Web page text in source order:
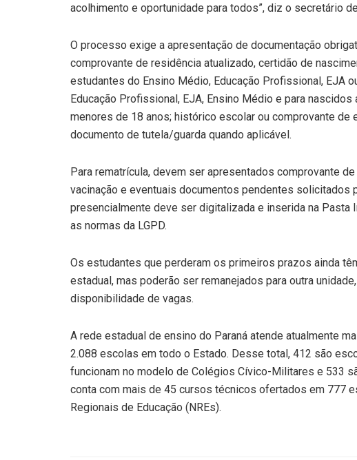
acolhimento e oportunidade para todos”, diz o secretário
O processo exige a apresentação de documentação
comprovante de residência atualizado, certidão de
estudantes do Ensino Médio, Educação Profissional, EJA
Educação Profissional, EJA, Ensino Médio e para
menores de 18 anos; histórico escolar ou comprovante de
documento de tutela/guarda quando aplicável.
Para rematrícula, devem ser apresentados comprovante
vacinação e eventuais documentos pendentes solicitados
presencialmente deve ser digitalizada e inserida na Pasta
as normas da LGPD.
Os estudantes que perderam os primeiros prazos ainda
estadual, mas poderão ser remanejados para outra
disponibilidade de vagas.
A rede estadual de ensino do Paraná atende atualmente
2.088 escolas em todo o Estado. Desse total, 412 são
funcionam no modelo de Colégios Cívico-Militares e 533
conta com mais de 45 cursos técnicos ofertados em 777
Regionais de Educação (NREs).